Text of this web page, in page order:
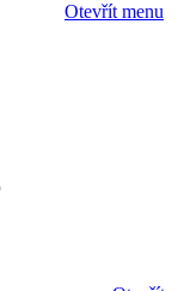
Otevřít menu